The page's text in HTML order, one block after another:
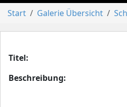
Start Galerie Übersicht
Titel:
Beschreibung: